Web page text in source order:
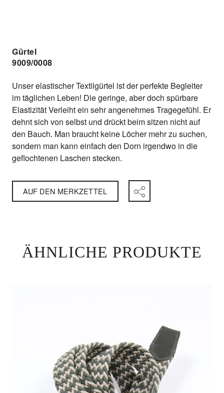
Gürtel
9009/0008
Unser elastischer Textilgürtel ist der perfekte Begleiter
im täglichen Leben! Die geringe, aber doch spürbare
Elastizität Verleiht ein sehr angenehmes Tragegefühl. Er
dehnt sich von selbst und drückt beim sitzen nicht auf
den Bauch. Man braucht keine Löcher mehr zu suchen,
sondern man kann einfach den Dorn irgendwo in die
geflochtenen Laschen stecken.
AUF DEN MERKZETTEL
ÄHNLICHE PRODUKTE